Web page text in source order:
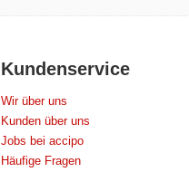
Kundenservice
Wir über uns
Kunden über uns
Jobs bei accipo
Häufige Fragen